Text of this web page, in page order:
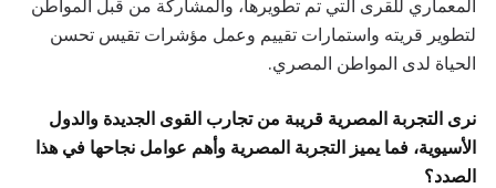
المعماري للقرى التي تم تطويرها، والمشاركة من قبل المواطن
لتطوير قريته واستمارات تقييم وعمل مؤشرات تقيس تحسن
الحياة لدى المواطن المصري.
نرى التجربة المصرية قريبة من تجارب القوى الجديدة والدول
الأسيوية، فما يميز التجربة المصرية وأهم عوامل نجاحها في هذا
الصدد؟